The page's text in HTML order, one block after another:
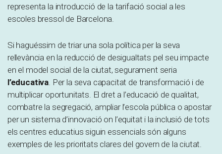
representa la introducció de la tarifació social a les
escoles bressol de Barcelona.
Si haguéssim de triar una sola política per la seva
rellevància en la reducció de desigualtats pel seu impacte
en el model social de la ciutat, segurament seria
l’educativa. Per la seva capacitat de transformació i de
multiplicar oportunitats. El dret a l’educació de qualitat,
combatre la segregació, ampliar l’escola pública o apostar
per un sistema d’innovació on l’equitat i la inclusió de tots
els centres educatius siguin essencials són alguns
exemples de les prioritats clares del govern de la ciutat.